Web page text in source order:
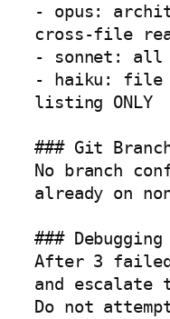
- opus:
cross-file
- sonnet: all
- haiku: file
listing ONLY
### Git
No branch
already on
###
After 3 failed
and escalate
Do not